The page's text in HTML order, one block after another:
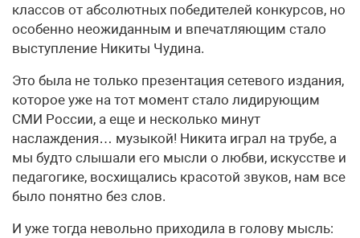
классов от абсолютных победителей конкурсов, но
особенно неожиданным и впечатляющим стало
выступление Никиты Чудина.
Это была не только презентация сетевого издания,
которое уже на тот момент стало лидирующим
СМИ России, а еще и несколько минут
наслаждения… музыкой! Никита играл на трубе, а
мы будто слышали его мысли о любви, искусстве и
педагогике, восхищались красотой звуков, нам все
было понятно без слов.
И уже тогда невольно приходила в голову мысль: